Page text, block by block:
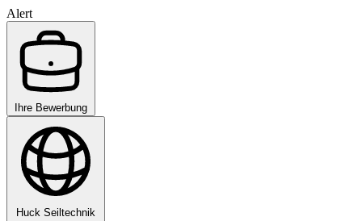
Alert
Ihre Bewerbung
Huck Seiltechnik